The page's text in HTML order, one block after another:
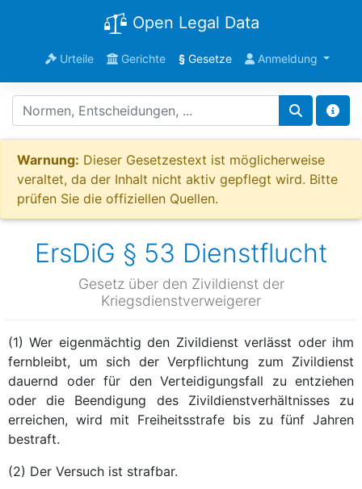
Open Legal Data
Urteile Gerichte §Gesetze Anmeldung
Warnung: Dieser Gesetzestext ist möglicherweise
veraltet, da der Inhalt nicht aktiv gepflegt wird. Bitte
prüfen Sie die offiziellen Quellen.
ErsDiG § 53 Dienstflucht
Gesetz über den Zivildienst der
Kriegsdienstverweigerer
(1) Wer eigenmächtig den Zivildienst verlässt oder ihm
fernbleibt, um sich der Verpflichtung zum Zivildienst
dauernd oder für den Verteidigungsfall zu entziehen
oder die Beendigung des Zivildienstverhältnisses zu
erreichen, wird mit Freiheitsstrafe bis zu fünf Jahren
bestraft.
(2) Der Versuch ist strafbar.